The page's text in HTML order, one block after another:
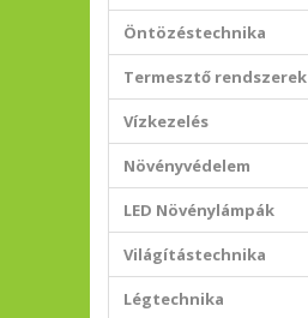
Öntözéstechnika
Termesztő rendszerek
Vízkezelés
Növényvédelem
LED Növénylámpák
Világítástechnika
Légtechnika